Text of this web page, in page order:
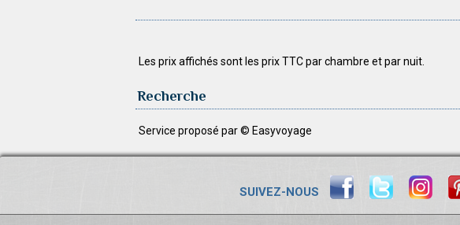
Les prix affichés sont les prix TTC par chambre et par nuit.
Recherche
Service proposé par © Easyvoyage
SUIVEZ-NOUS